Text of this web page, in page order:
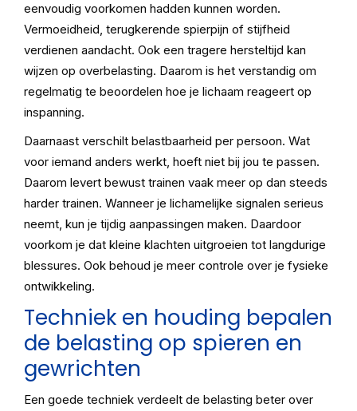
eenvoudig voorkomen hadden kunnen worden.
Vermoeidheid, terugkerende spierpijn of stijfheid
verdienen aandacht. Ook een tragere hersteltijd kan
wijzen op overbelasting. Daarom is het verstandig om
regelmatig te beoordelen hoe je lichaam reageert op
inspanning.
Daarnaast verschilt belastbaarheid per persoon. Wat
voor iemand anders werkt, hoeft niet bij jou te passen.
Daarom levert bewust trainen vaak meer op dan steeds
harder trainen. Wanneer je lichamelijke signalen serieus
neemt, kun je tijdig aanpassingen maken. Daardoor
voorkom je dat kleine klachten uitgroeien tot langdurige
blessures. Ook behoud je meer controle over je fysieke
ontwikkeling.
Techniek en houding bepalen
de belasting op spieren en
gewrichten
Een goede techniek verdeelt de belasting beter over